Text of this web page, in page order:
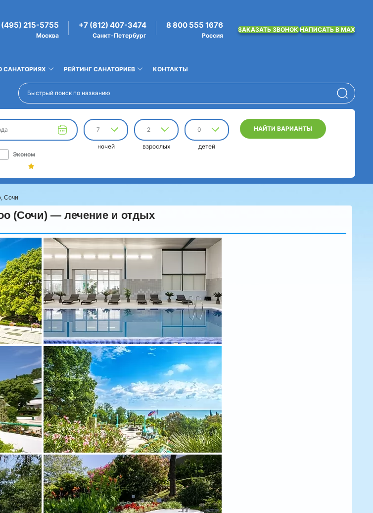
(495) 215-5755
Москва
+7 (812) 407-3474
Санкт-Петербург
8 800 555 1676
Россия
ЗАКАЗАТЬ ЗВОНОКНАПИСАТЬ В MAX
САНАТОРИЯХ РЕЙТИНГ САНАТОРИЕВ КОНТАКТЫ
7
ночей
2
взрослых
0
детей
НАЙТИ ВАРИАНТЫ
Эконом
Сочи
Александр
+7 495 215 5755 доб.5
+7 925-903-05-93
(Сочи) — лечение и отдых